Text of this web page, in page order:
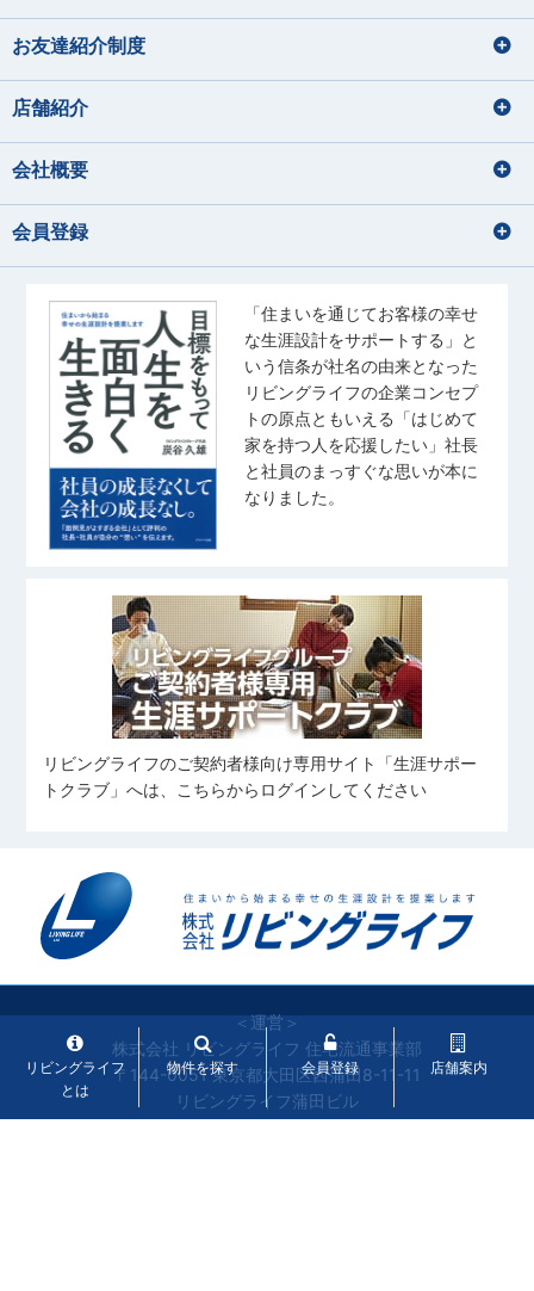
お友達紹介制度
店舗紹介
会社概要
会員登録
「住まいを通じてお客様の幸せ
な生涯設計をサポートする」と
いう信条が社名の由来となった
リビングライフの企業コンセプ
トの原点ともいえる「はじめて
家を持つ人を応援したい」社長
と社員のまっすぐな思いが本に
なりました。
リビングライフのご契約者様向け専用サイト「生涯サポー
トクラブ」へは、こちらからログインしてください
＜運営＞
株式会社 リビングライフ 住宅流通事業部
〒144-0051 東京都大田区西蒲田8-11-11
リビングライフ蒲田ビル
リビングライフ
とは
物件を探す 会員登録 店舗案内